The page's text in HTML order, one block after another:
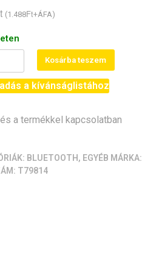
(1.488Ft+ÁFA)
Kosárba teszem
a kívánságlistához
a termékkel kapcsolatban
BLUETOOTH , EGYÉB MÁRKA:
T79814